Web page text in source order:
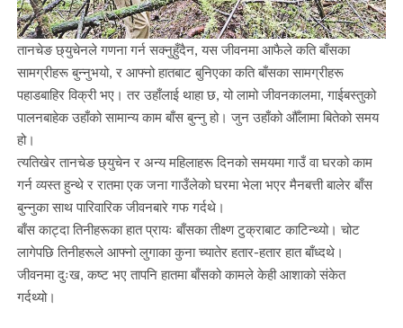
तानचेङ छ्युचेनले गणना गर्न सक्नुहुँदैन, यस जीवनमा आफैले कति बाँसका
सामग्रीहरू बुन्नुभयो, र आफ्नो हातबाट बुनिएका कति बाँसका सामग्रीहरू
पहाडबाहिर विक्री भए। तर उहाँलाई थाहा छ, यो लामो जीवनकालमा, गाईबस्तुको
पालनबाहेक उहाँको सामान्य काम बाँस बुन्नु हो। जुन उहाँको औँलामा बितेको समय
हो।
त्यतिखेर तानचेङ छ्युचेन र अन्य महिलाहरू दिनको समयमा गाउँ वा घरको काम
गर्न व्यस्त हुन्थे र रातमा एक जना गाउँलेको घरमा भेला भएर मैनबत्ती बालेर बाँस
बुन्नुका साथ पारिवारिक जीवनबारे गफ गर्दथे।
बाँस काट्दा तिनीहरूका हात प्रायः बाँसका तीक्ष्ण टुक्राबाट काटिन्थ्यो। चोट
लागेपछि तिनीहरूले आफ्नो लुगाका कुना च्यातेर हतार-हतार हात बाँध्दथे।
जीवनमा दुःख, कष्ट भए तापनि हातमा बाँसको कामले केही आशाको संकेत
गर्दथ्यो।